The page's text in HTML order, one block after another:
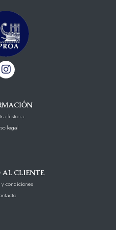
historia
legal
AL CLIENTE
y condiciones